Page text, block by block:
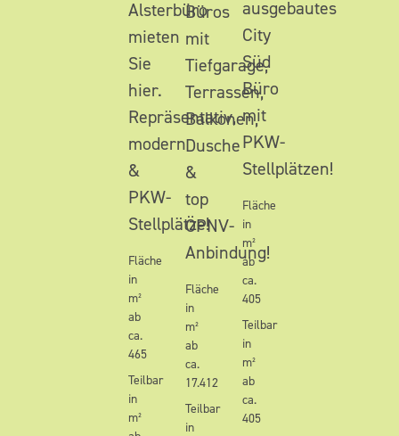
Alsterbüro
mieten
Sie
hier.
Repräsentativ,
modern
&
PKW-
Stellplätze!
Fläche
in
m²
ab
ca.
465
Teilbar
in
m²
Büros
mit
Tiefgarage,
Terrassen,
Balkonen,
Dusche
&
top
ÖPNV-
Anbindung!
Fläche
in
m²
ab
ca.
17.412
Teilbar
in
ausgebautes
City
Süd
Büro
mit
PKW-
Stellplätzen!
Fläche
in
m²
ab
ca.
405
Teilbar
in
m²
ab
ca.
405